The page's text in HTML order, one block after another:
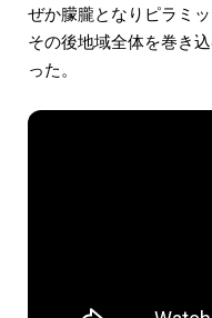
ぜか朦朧となりピラミ
その後地域全体を巻き
った。